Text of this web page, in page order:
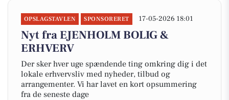
OPSLAGSTAVLEN SPONSORERET 17-05-2026 18:01
Nyt fra EJENHOLM BOLIG &
ERHVERV
Der sker hver uge spændende ting omkring dig i det
lokale erhvervsliv med nyheder, tilbud og
arrangementer. Vi har lavet en kort opsummering
fra de seneste dage